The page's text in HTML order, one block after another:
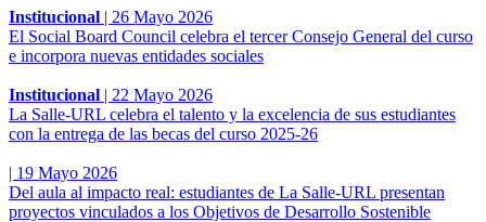
Institucional | 26 Mayo 2026
El Social Board Council celebra el tercer Consejo General del curso
e incorpora nuevas entidades sociales
Institucional | 22 Mayo 2026
La Salle-URL celebra el talento y la excelencia de sus estudiantes
con la entrega de las becas del curso 2025-26
| 19 Mayo 2026
Del aula al impacto real: estudiantes de La Salle-URL presentan
proyectos vinculados a los Objetivos de Desarrollo Sostenible